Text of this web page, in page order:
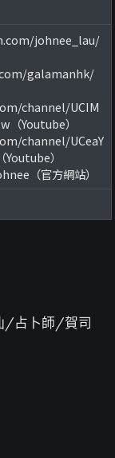
johnee_lau/
galamanhk/
channel/UCIM
（Youtube）
channel/UCeaY
）
（官方網站）
/占卜師/賀司